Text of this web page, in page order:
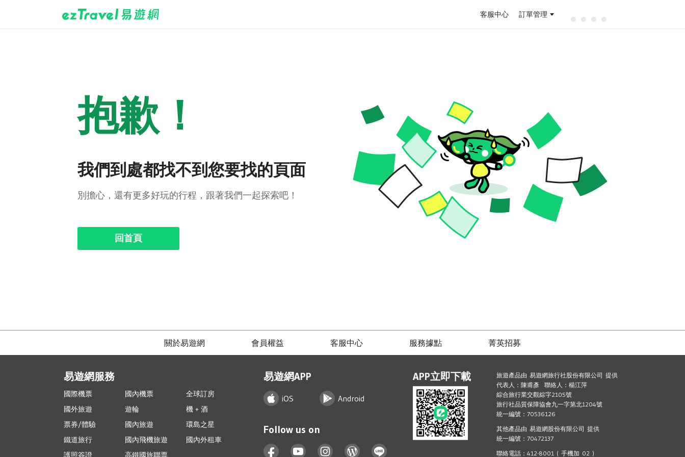
客服中心 訂單管理
抱歉！
我們到處都找不到您要找的頁面
別擔心，還有更多好玩的行程，跟著我們一起探索吧！
回首頁
關於易遊網 會員權益 客服中心 服務據點 菁英招募
易遊網服務
國際機票 國內機票
全球訂房
國外旅遊
遊輪
機 + 酒
票券/體驗
國內旅遊
環島之星
鐵道旅行
國內飛機旅遊
國內外租車
護照簽證
高鐵國旅聯票
易遊網APP
iOS Android
Follow us on
APP立即下載
旅遊產品由 易遊網旅行社股份有限公司 提供
代表人：陳甫彥 聯絡人：楊江萍
綜合旅行業交觀綜字2105號
旅行社品質保障協會九一字第北1204號
統一編號：70536126
其他產品由 易遊網股份有限公司 提供
統一編號：70472137
聯絡電話：412-8001 ( 手機加 02 )